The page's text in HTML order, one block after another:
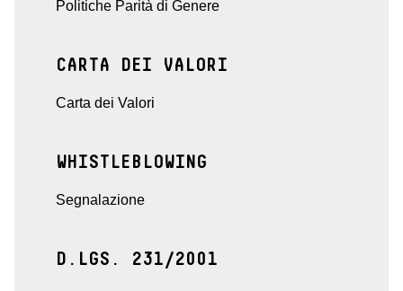
Politiche Parità di Genere
CARTA DEI VALORI
Carta dei Valori
WHISTLEBLOWING
Segnalazione
D.LGS. 231/2001